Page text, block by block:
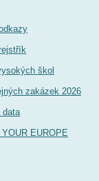
škol
zakázek 2026
data
EUROPE